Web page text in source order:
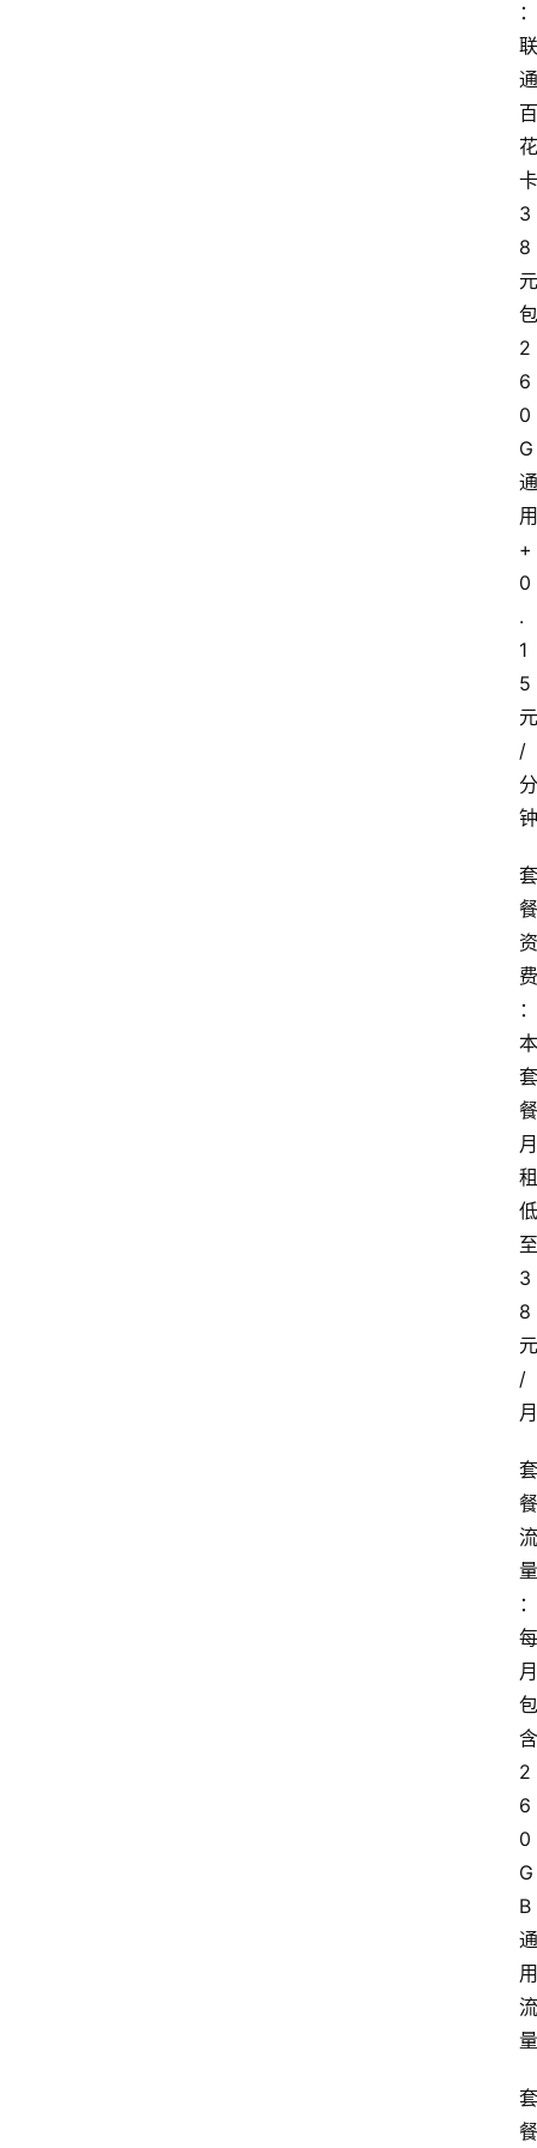
：
联
通
百
花
卡
3
8
元
包
2
6
0
G
通
用
+
0
.
1
5
元
/
分
钟
套
餐
资
费
：
本
套
餐
月
租
低
至
3
8
元
/
月
套
餐
流
量
：
每
月
包
含
2
6
0
G
B
通
用
流
量
套
餐